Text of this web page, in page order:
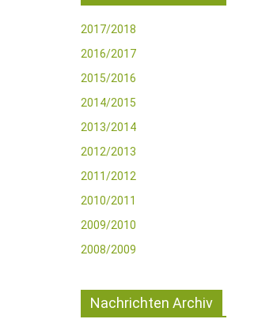
2017/2018
2016/2017
2015/2016
2014/2015
2013/2014
2012/2013
2011/2012
2010/2011
2009/2010
2008/2009
Nachrichten Archiv